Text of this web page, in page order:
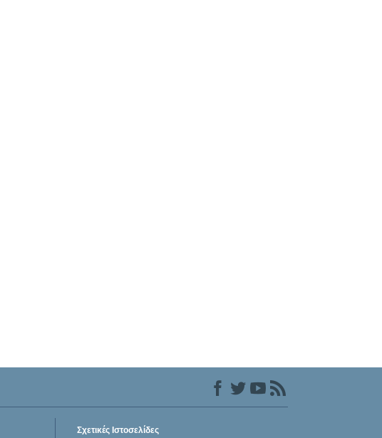
Σχετικές Ιστοσελίδες